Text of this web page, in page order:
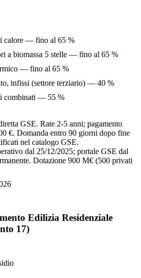
calore — fino al 65 %
a biomassa 5 stelle — fino al 65 %
— fino al 65 %
infissi (settore terziario) — 40 %
combinati — 55 %
GSE. Rate 2-5 anni; pagamento
€. Domanda entro 90 giorni dopo fine
nel catalogo GSE.
dal 25/12/2025; portale GSE dal
Dotazione 900 M€ (500 privati
Edilizia Residenziale
17)